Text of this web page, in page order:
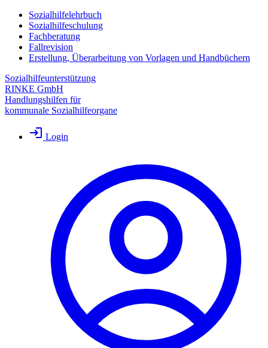
Sozialhilfelehrbuch
Sozialhilfeschulung
Fachberatung
Fallrevision
Erstellung, Überarbeitung von Vorlagen und Handbüchern
Sozialhilfeunterstützung
RINKE GmbH
Handlungshilfen für
kommunale Sozialhilfeorgane
Login